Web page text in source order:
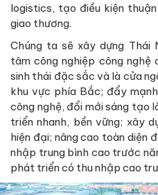
logistics, tạo điều kiện
giao thương.
Chúng ta sẽ xây dựng Thái
tâm công nghiệp công
sinh thái đặc sắc và là cửa
khu vực phía Bắc; đẩy
công nghệ, đổi mới sáng tạo
triển nhanh, bền vững; xây
hiện đại; nâng cao toàn diện
nhập trung bình cao trước
phát triển có thu nhập cao